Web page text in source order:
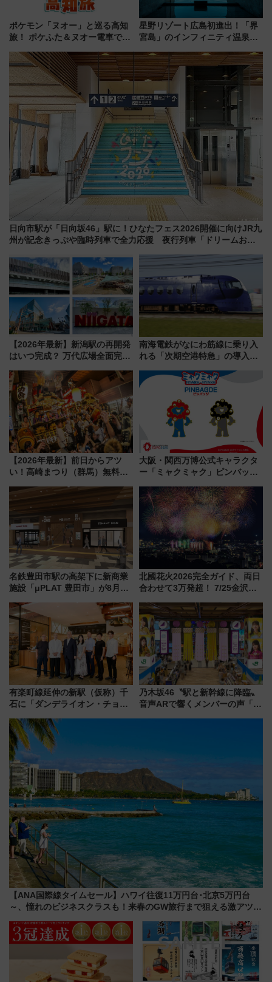
ポケモン「ヌオー」と巡る高知
旅！ ポケふた＆ヌオー電車で楽
路の絶景と絶品グルメを満喫！
（7月18日スタート）
星野リゾート広島初進出！「界
宮島」のインフィニティ温泉と
宿泊料金・アクセスは？（2026
年7月23日開業）
日向市駅が「日向坂46」駅に！ひなたフェス2026開催に向けJR九
州が記念きっぷや臨時列車で全力応援 夜行列車「ドリームおひ
【2026年最新】新潟駅の再開発
はいつ完成？ 万代広場全面完成
開発、バスタ新潟構想まで徹底
解説！
南海電鉄がなにわ筋線に乗り入
れる「次期空港特急」の導入を
日本初の鉄道デザイン
【2026年最新】前日からアツ
い！高崎まつり（群馬）無料観
しまで
大阪・関西万博公式キャラクタ
ー「ミャクミャク」ピンバッジ
中旬発売
名鉄豊田市駅の高架下に新商業
施設「μPLAT 豊田市」が8月26
たな玄関口へ
北國花火2026完全ガイド、両日
合わせて3万発超！ 7/25金沢大
会の日程・アクセス・観覧席ま
とめ（石川県）
有楽町線延伸の新駅（仮称）千
石に「ダンデライオン・チョコ
1億円出資で挑む新時代のまちづ
くりとは？
乃木坂46〝駅と新幹線に降臨〟
音声ARで響くメンバーの声「真
【ANA国際線タイムセール】ハワイ往復11万円台･北京5万円台
～、憧れのビジネスクラスも！来春のGW旅行まで狙える激アツ路